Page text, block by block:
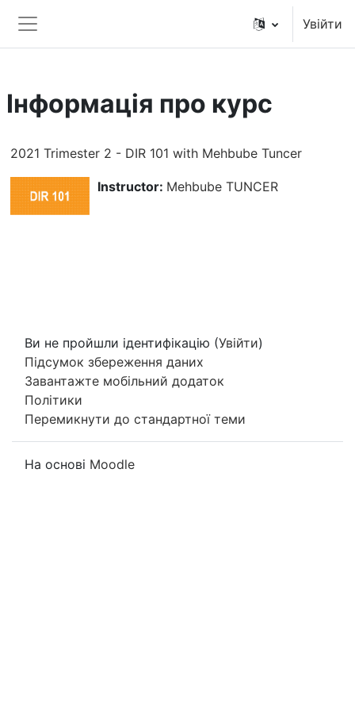
Бокова панель
Увійти
Інформація про курс
2021 Trimester 2 - DIR 101 with Mehbube Tuncer
Instructor: Mehbube TUNCER
Ви не пройшли ідентифікацію (Увійти)
Підсумок збереження даних
Завантажте мобільний додаток
Політики
Перемикнути до стандартної теми
На основі Moodle